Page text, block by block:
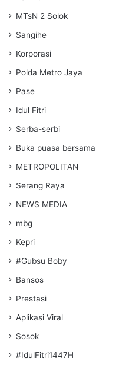
MTsN 2 Solok
Sangihe
Korporasi
Polda Metro Jaya
Pase
Idul Fitri
Serba-serbi
Buka puasa bersama
METROPOLITAN
Serang Raya
NEWS MEDIA
mbg
Kepri
#Gubsu Boby
Bansos
Prestasi
Aplikasi Viral
Sosok
#IdulFitri1447H